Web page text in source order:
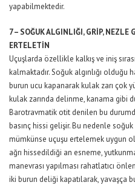
yapabilmektedir.
7 – SOĞUK ALGINLIĞI, GRİP, NEZLE
ERTELETİN
Uçuşlarda özellikle kalkış ve iniş
kalmaktadır. Soğuk algınlığı
burun ucu kapanarak kulak zarı çok
kulak zarında delinme, kanama gibi
Barotravmatik otit denilen bu
basınç hissi gelişir. Bu nedenle
mümkünse uçuşu ertelemek uygun
ağrı hissedildiği an esneme,
manevrası yapılması rahatlatıcı
iki burun deliği kapatılarak, yavaşça